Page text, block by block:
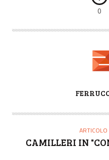
0
T
ARTICOLO
CAMILLERI IN